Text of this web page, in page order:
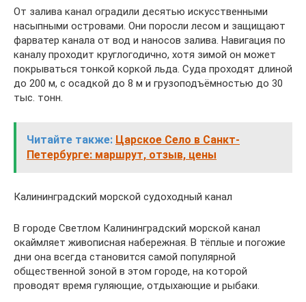
От залива канал оградили десятью искусственными
насыпными островами. Они поросли лесом и защищают
фарватер канала от вод и наносов залива. Навигация по
каналу проходит круглогодично, хотя зимой он может
покрываться тонкой коркой льда. Суда проходят длиной
до 200 м, с осадкой до 8 м и грузоподъёмностью до 30
тыс. тонн.
Читайте также: Царское Село в Санкт-
Петербурге: маршрут, отзыв, цены
Калининградский морской судоходный канал
В городе Светлом Калининградский морской канал
окаймляет живописная набережная. В тёплые и погожие
дни она всегда становится самой популярной
общественной зоной в этом городе, на которой
проводят время гуляющие, отдыхающие и рыбаки.